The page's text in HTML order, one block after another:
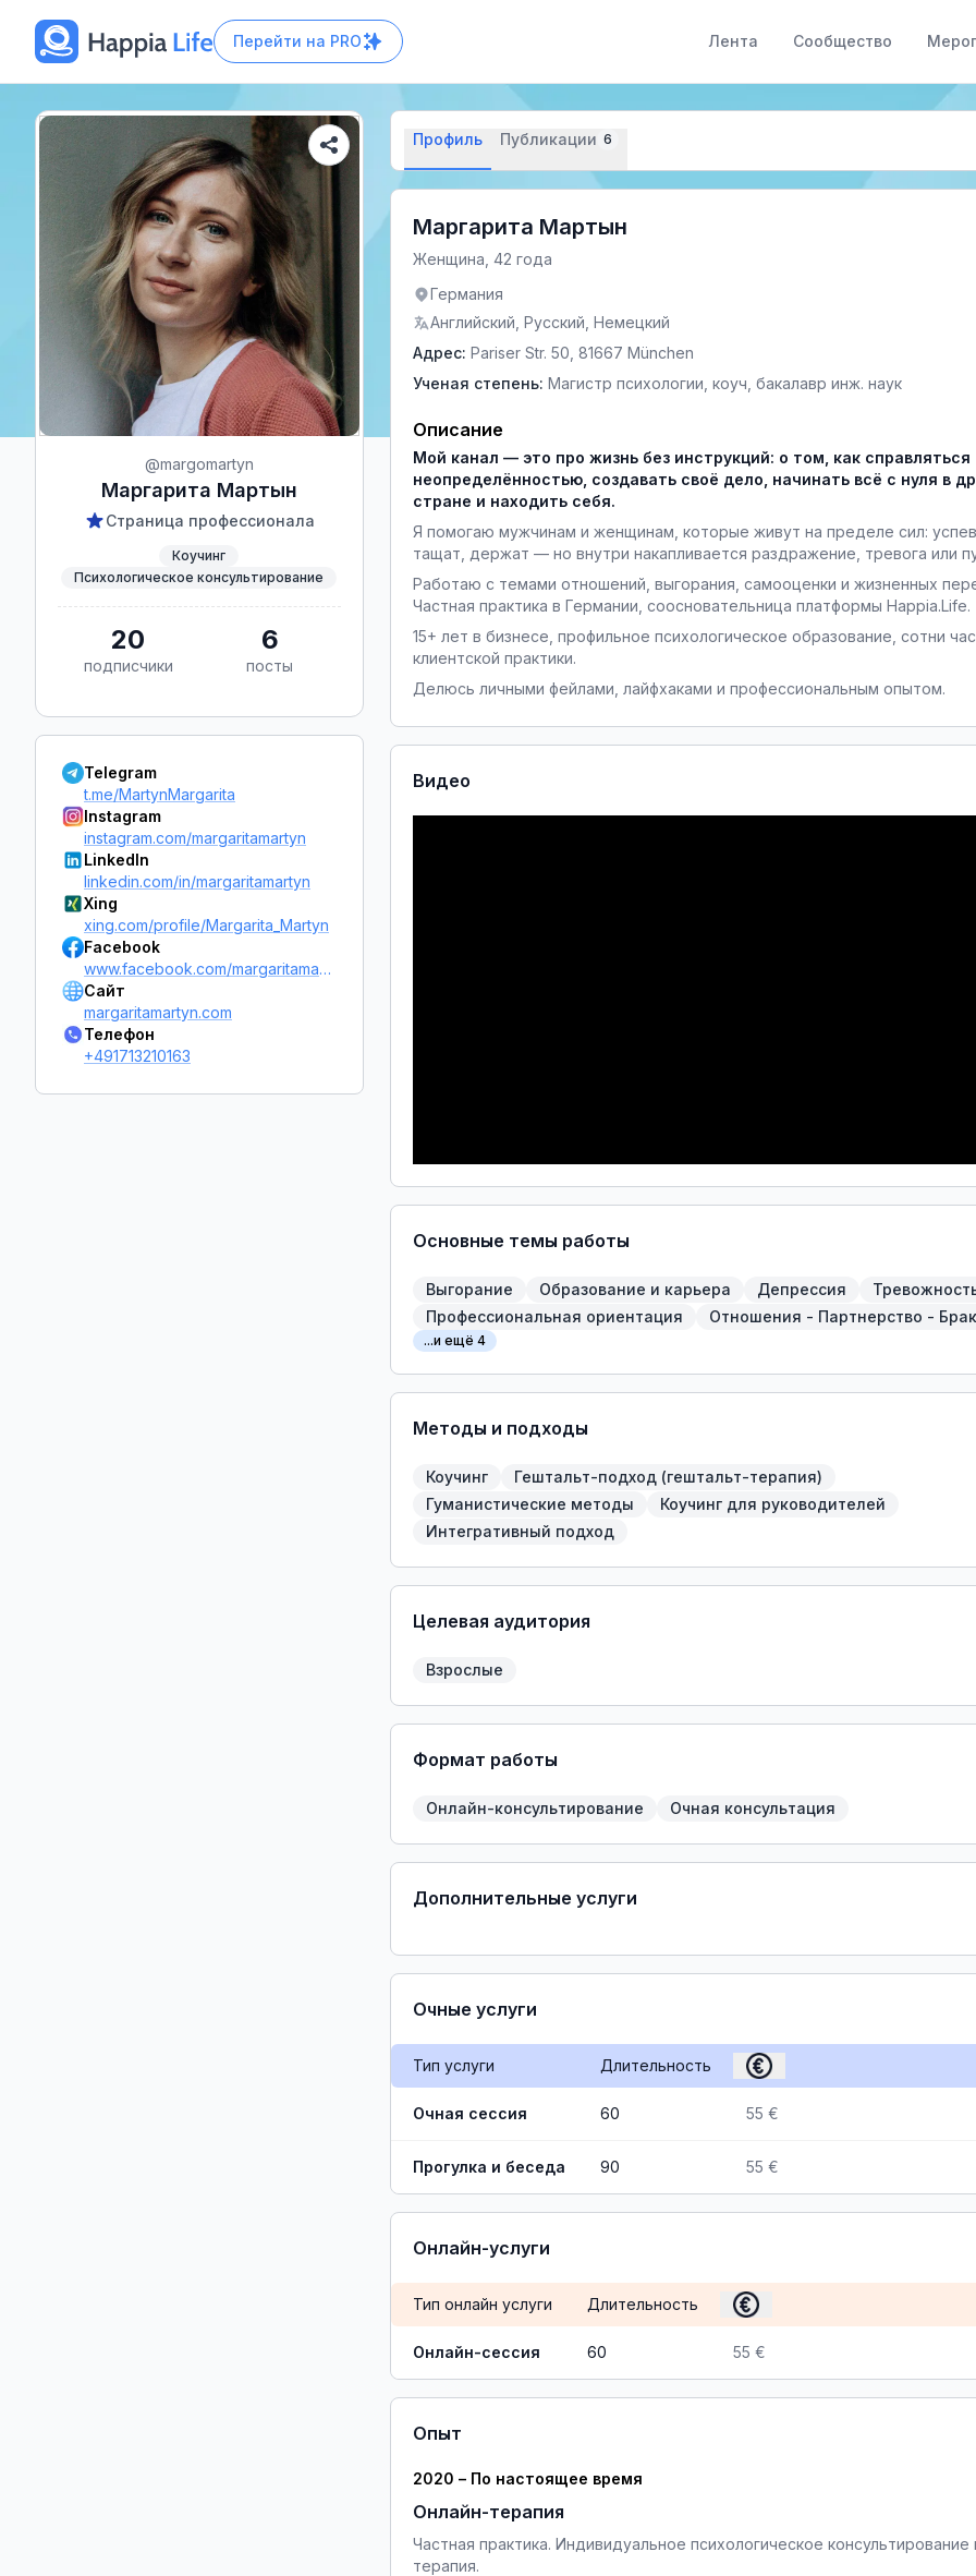
Перейти на PRO Лента Сообщество
@margomartyn
Маргарита Мартын
Страница профессионала
Коучинг
Психологическое консультирование
20
подписчики
6
посты
Telegram
t.me/MartynMargarita
Instagram
instagram.com/margaritamartyn
LinkedIn
linkedin.com/in/margaritamartyn
Xing
xing.com/profile/Margarita_Martyn
Facebook
www.facebook.com/margaritamartyn.ru
Сайт
margaritamartyn.com
Телефон
+491713210163
Профиль Публикации 6
Маргарита Мартын
Женщина, 42 года
Германия
Английский Русский Немецкий
Адрес: Pariser Str. 50, 81667 München
Ученая степень: Магистр психологии, коуч, бакалавр инж. наук
Описание
Мой канал — это про жизнь без инструкций: о том, как справляться
неопределённостью, создавать своё дело, начинать всё с нуля в
стране и находить себя.
Я помогаю мужчинам и женщинам, которые живут на пределе сил:
тащат, держат — но внутри накапливается раздражение, тревога или
Работаю с темами отношений, выгорания, самооценки и жизненных
Частная практика в Германии, соосновательница платформы Happia.Life.
15+ лет в бизнесе, профильное психологическое образование, сотни
клиентской практики.
Делюсь личными фейлами, лайфхаками и профессиональным опытом.
Видео
Основные темы работы
Выгорание Образование и карьера Депрессия
Профессиональная ориентация
Отношения - Партнерство - Брак
...и ещё 4
Методы и подходы
Коучинг
Гештальт-подход (гештальт-терапия)
Гуманистические методы
Коучинг для руководителей
Интегративный подход
Целевая аудитория
Взрослые
Формат работы
Онлайн-консультирование Очная консультация
Дополнительные услуги
Очные услуги
Тип услуги Длительность
Очная сессия 60
Прогулка и беседа 90
55 €
55 €
Онлайн-услуги
Тип онлайн услуги Длительность
Онлайн-сессия 60 55 €
Опыт
2020 – По настоящее время
Онлайн-терапия
Частная практика. Индивидуальное психологическое консультирование
терапия.